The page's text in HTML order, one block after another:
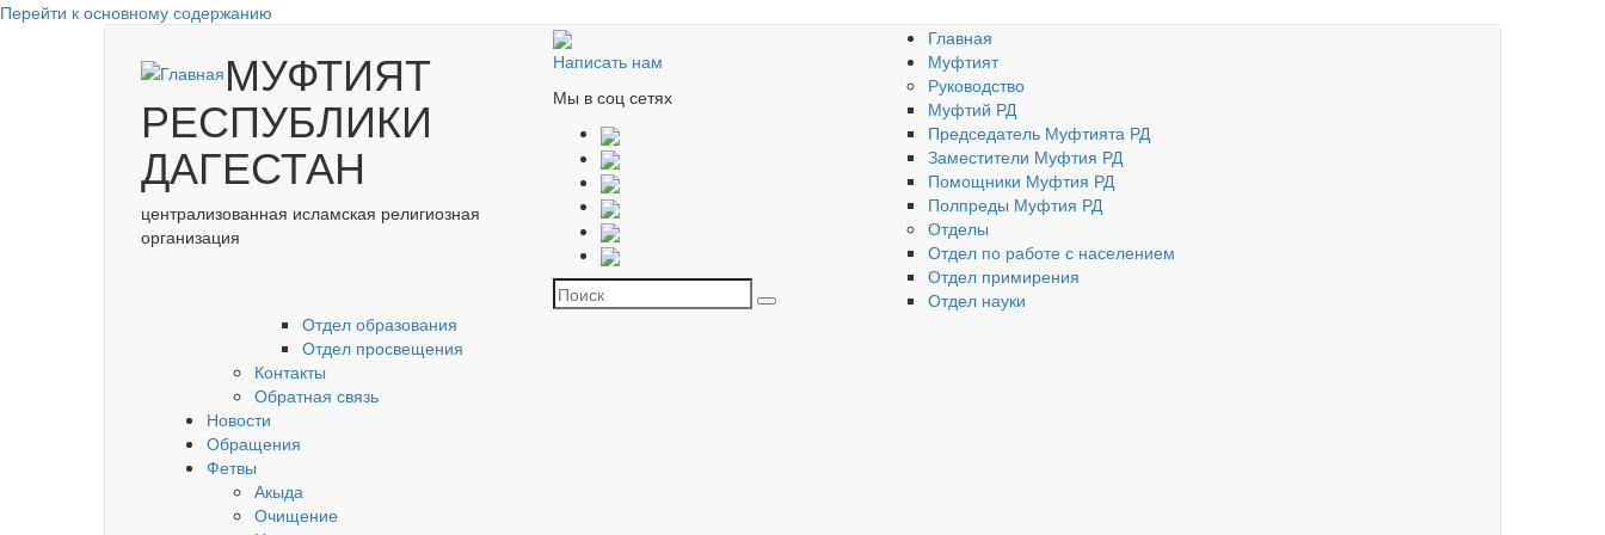
Перейти к основному содержанию
МУФТИЯТ
РЕСПУБЛИКИ
ДАГЕСТАН
централизованная исламская религиозная
организация
Написать нам
Мы в соц сетях
Главная
Муфтият
Руководство
Муфтий РД
Председатель Муфтията РД
Заместители Муфтия РД
Помощники Муфтия РД
Полпреды Муфтия РД
Отделы
Отдел по работе с населением
Отдел примирения
Отдел науки
Отдел образования
Отдел просвещения
Контакты
Обратная связь
Новости
Обращения
Фетвы
Акыда
Очищение